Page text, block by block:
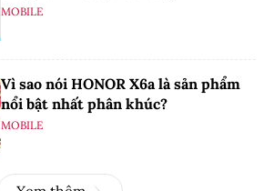
MOBILE
Vì sao nói HONOR X6a là sản phẩm
nổi bật nhất phân khúc?
MOBILE